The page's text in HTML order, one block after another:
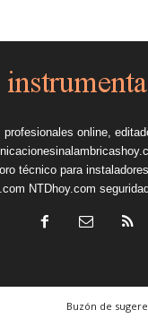
online,
técnico para
NTDhoy.com
Buzón de